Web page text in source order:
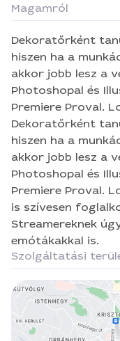
Magamról
Dekoratőrként
hiszen ha a
akkor jobb lesz a
Photoshopal és
Premiere Proval.
is szívesen
Streamereknek
emótákakkal is.
Dekoratőrként
hiszen ha a
akkor jobb lesz a
Photoshopal és
Premiere Proval.
is szívesen
Streamereknek
emótákakkal is.
Szolgáltatási